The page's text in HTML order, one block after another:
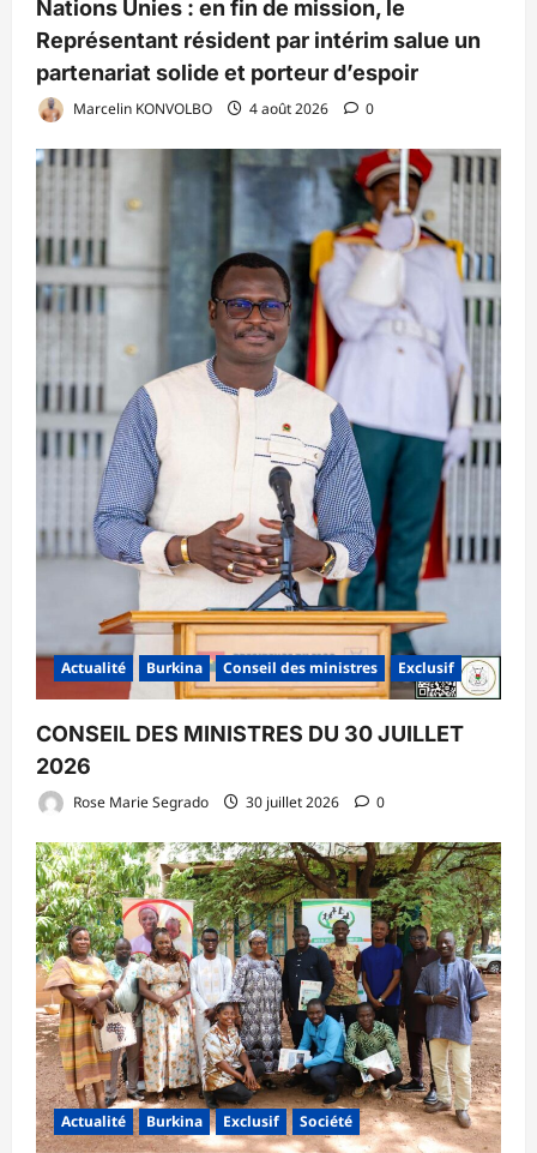
Nations Unies : en fin de mission, le
Représentant résident par intérim salue un
partenariat solide et porteur d’espoir
Marcelin KONVOLBO 4 août 2026 0
Actualité Burkina Conseil des ministres Exclusif
CONSEIL DES MINISTRES DU 30 JUILLET
2026
Rose Marie Segrado 30 juillet 2026 0
Actualité Burkina Exclusif Société